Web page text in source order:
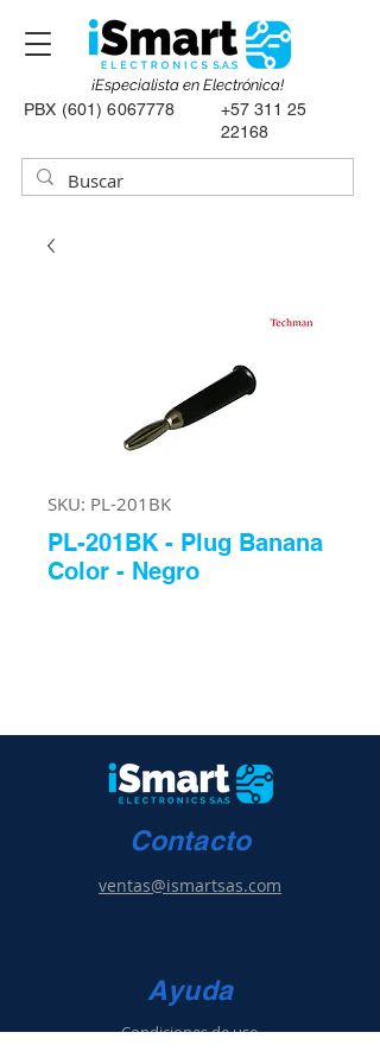
PBX (601) 6067778
+57 311 25
22168
¡Especialista en Electrónica!
SKU: PL-201BK
PL-201BK - Plug Banana
Color - Negro
Contacto
ventas@ismartsas.com
Ayuda
Condiciones de uso